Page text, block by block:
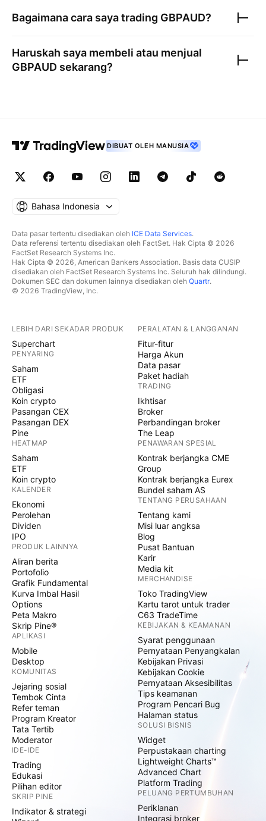
Bagaimana cara saya trading GBPAUD?
Haruskah saya membeli atau menjual
GBPAUD sekarang?
DIBUAT OLEH MANUSIA
Bahasa Indonesia
Data pasar tertentu disediakan oleh ICE Data Services.
Data referensi tertentu disediakan oleh FactSet. Hak Cipta © 2026
FactSet Research Systems Inc.
Hak Cipta © 2026, American Bankers Association. Basis data CUSIP
disediakan oleh FactSet Research Systems Inc. Seluruh hak dilindungi.
Dokumen SEC dan dokumen lainnya disediakan oleh Quartr.
© 2026 TradingView, Inc.
LEBIH DARI SEKADAR PRODUK
Superchart
PENYARING
Saham
ETF
Obligasi
Koin crypto
Pasangan CEX
Pasangan DEX
Pine
HEATMAP
Saham
ETF
Koin crypto
KALENDER
Ekonomi
Perolehan
Dividen
IPO
PRODUK LAINNYA
Aliran berita
Portofolio
Grafik Fundamental
Kurva Imbal Hasil
Options
Peta Makro
Skrip Pine®
APLIKASI
Mobile
Desktop
KOMUNITAS
Jejaring sosial
Tembok Cinta
Refer teman
Program Kreator
Tata Tertib
Moderator
IDE-IDE
Trading
Edukasi
Pilihan editor
SKRIP PINE
Indikator & strategi
PERALATAN & LANGGANAN
Fitur-fitur
Harga Akun
Data pasar
Paket hadiah
TRADING
Ikhtisar
Broker
Perbandingan broker
The Leap
PENAWARAN SPESIAL
Kontrak berjangka CME
Group
Kontrak berjangka Eurex
Bundel saham AS
TENTANG PERUSAHAAN
Tentang kami
Misi luar angksa
Blog
Pusat Bantuan
Karir
Media kit
MERCHANDISE
Toko TradingView
Kartu tarot untuk trader
C63 TradeTime
KEBIJAKAN & KEAMANAN
Syarat penggunaan
Pernyataan Penyangkalan
Kebijakan Privasi
Kebijakan Cookie
Pernyataan Aksesibilitas
Tips keamanan
Program Pencari Bug
Halaman status
SOLUSI BISNIS
Widget
Perpustakaan charting
Lightweight Charts™
Advanced Chart
Platform Trading
PELUANG PERTUMBUHAN
Periklanan
Integrasi broker